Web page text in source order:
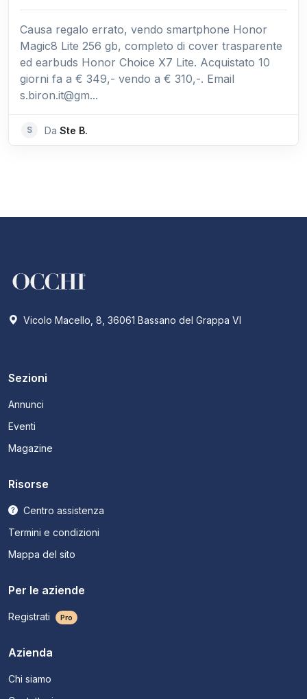
Causa regalo errato, vendo smartphone Honor
Magic8 Lite 256 gb, completo di cover trasparente
ed earbuds Honor Choice X7 Lite. Acquistato 10
giorni fa a € 349,- vendo a € 310,-. Email
s.biron.it@gm...
S Da Ste B.
Vicolo Macello, 8, 36061 Bassano del Grappa VI
Sezioni
Annunci
Eventi
Magazine
Risorse
Centro assistenza
Termini e condizioni
Mappa del sito
Per le aziende
Registrati Pro
Azienda
Chi siamo